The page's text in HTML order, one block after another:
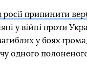
припинити
у війні проти
у боях
одного